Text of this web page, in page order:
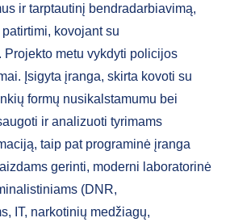
ir tarptautinį bendradarbiavimą,
kovojant su
Projekto metu vykdyti policijos
Įsigyta įranga, skirta kovoti su
formų nusikalstamumu bei
ir analizuoti tyrimams
taip pat programinė įranga
gerinti, moderni laboratorinė
(DNR,
IT, narkotinių medžiagų,